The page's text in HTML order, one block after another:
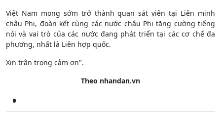
Việt Nam mong sớm trở thành quan sát viên tại Liên minh
châu Phi, đoàn kết cùng các nước châu Phi tăng cường tiếng
nói và vai trò của các nước đang phát triển tại các cơ chế đa
phương, nhất là Liên hợp quốc.
Xin trân trọng cảm ơn".
Theo nhandan.vn